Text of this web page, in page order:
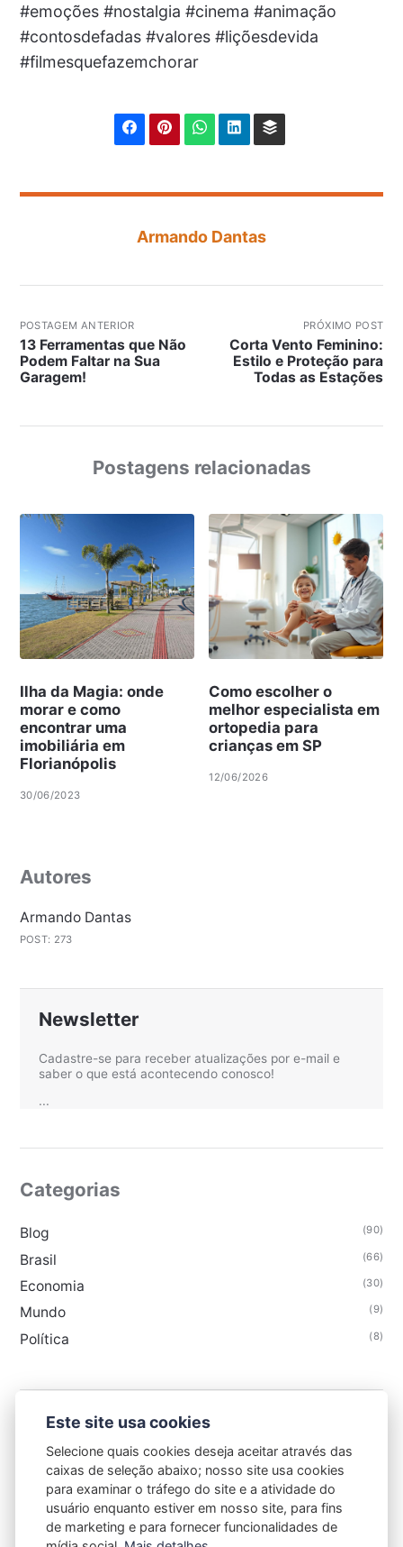
#emoções #nostalgia #cinema #animação
#contosdefadas #valores #liçõesdevida
#filmesquefazemchorar
Armando Dantas
POSTAGEM ANTERIOR
13 Ferramentas que Não
Podem Faltar na Sua
Garagem!
PRÓXIMO POST
Corta Vento Feminino:
Estilo e Proteção para
Todas as Estações
Postagens relacionadas
Ilha da Magia: onde
morar e como
encontrar uma
imobiliária em
Florianópolis
30/06/2023
Como escolher o
melhor especialista em
ortopedia para
crianças em SP
12/06/2026
Autores
Armando Dantas
POST: 273
Newsletter
Cadastre-se para receber atualizações por e-mail e
saber o que está acontecendo conosco!
...
Categorias
Blog (90)
Brasil (66)
Economia (30)
Mundo (9)
Política (8)
GAZETA DE CAXIAS
Este site usa cookies
Selecione quais cookies deseja aceitar através das
caixas de seleção abaixo; nosso site usa cookies
para examinar o tráfego do site e a atividade do
usuário enquanto estiver em nosso site, para fins
de marketing e para fornecer funcionalidades de